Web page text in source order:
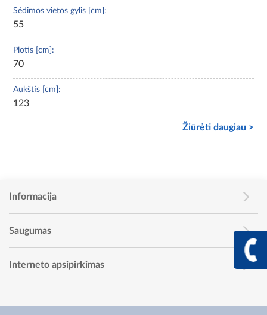
Sėdimos vietos gylis [cm]:
55
Plotis [cm]:
70
Aukštis [cm]:
123
Žiūrėti daugiau >
Informacija
Saugumas
Interneto apsipirkimas
+370 617
Info linija I - V 9:00 -